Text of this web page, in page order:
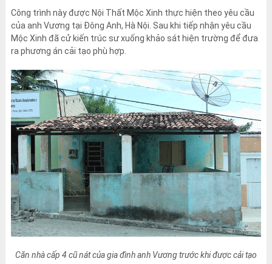
Công trình này được Nội Thất Mộc Xinh thực hiện theo yêu cầu
của anh Vương tại Đông Anh, Hà Nội. Sau khi tiếp nhận yêu cầu
Mộc Xinh đã cử kiến trúc sư xuống khảo sát hiện trường để đưa
ra phương án cải tạo phù hợp.
Căn nhà cấp 4 cũ nát của gia đình anh Vương trước khi được cải tạo